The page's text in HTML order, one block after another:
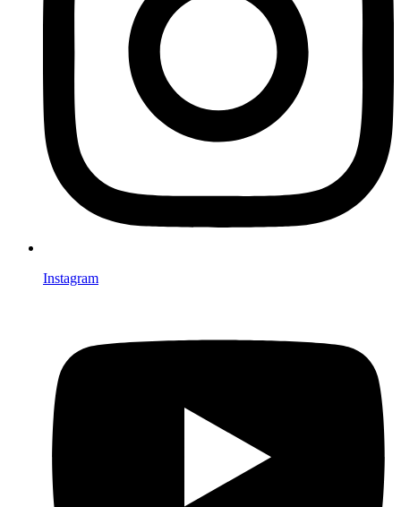
Instagram